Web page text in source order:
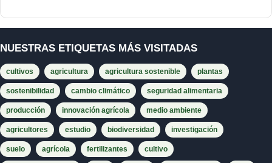
NUESTRAS ETIQUETAS MÁS VISITADAS
cultivos agricultura agricultura sostenible plantas
sostenibilidad cambio climático seguridad alimentaria
producción innovación agrícola medio ambiente
agricultores estudio biodiversidad investigación
suelo agrícola fertilizantes cultivo